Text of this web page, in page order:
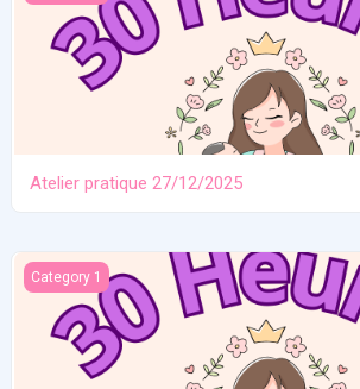
Atelier pratique 27/12/2025
IHAB et compétences en communication
Category 1